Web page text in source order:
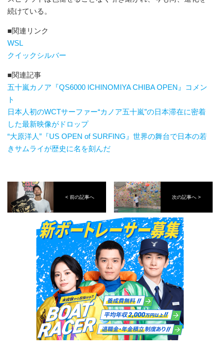
続けている。
■関連リンク
WSL
クイックシルバー
■関連記事
五十嵐カノア『QS6000 ICHINOMIYA CHIBA OPEN』コメン
ト
日本人初のWCTサーファー“カノア五十嵐”の日本滞在に密着
した最新映像がドロップ
“大原洋人”『US OPEN of SURFING』世界の舞台で日本の若
きサムライが歴史に名を刻んだ
< 前の記事へ 次の記事へ >